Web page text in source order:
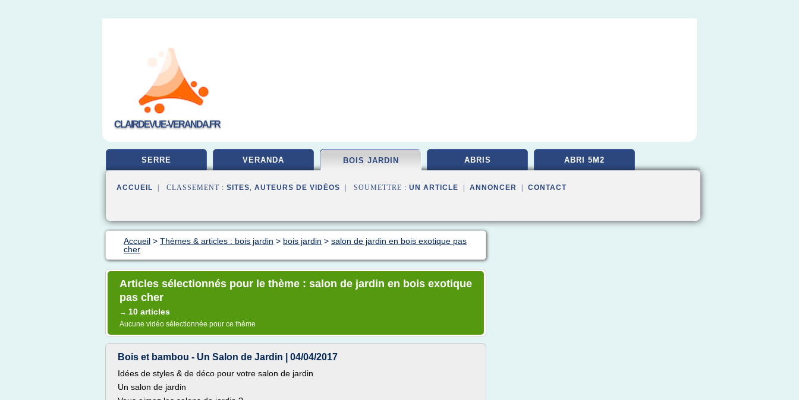
CLAIRDEVUE-VERANDA.FR
SERRE VERANDA BOIS JARDIN ABRIS ABRI 5M2
ACCUEIL | CLASSEMENT : SITES, AUTEURS DE VIDÉOS | SOUMETTRE : UN ARTICLE ANNONCER CONTACT
Accueil > Thèmes & articles : bois jardin > bois jardin > salon de jardin en bois exotique pas
cher
Articles sélectionnés pour le thème : salon de jardin en bois exotique
pas cher
→ 10 articles
Aucune vidéo sélectionnée pour ce thème
Bois et bambou - Un Salon de Jardin | 04/04/2017
Idées de styles & de déco pour votre salon de jardin
Un salon de jardin